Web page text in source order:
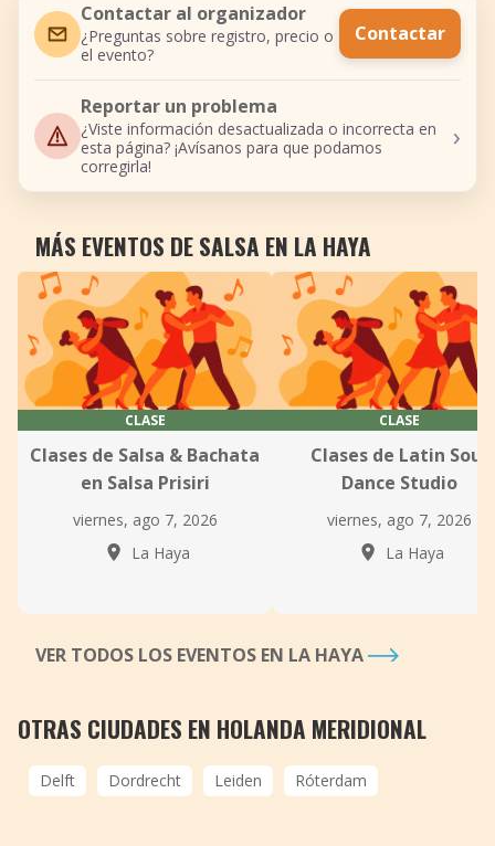
Contactar al organizador
¿Preguntas sobre registro, precio o
el evento?
Contactar
Reportar un problema
¿Viste información desactualizada o incorrecta en
esta página? ¡Avísanos para que podamos
corregirla!
›
MÁS EVENTOS DE SALSA EN LA HAYA
CLASE
Clases de Salsa & Bachata
en Salsa Prisiri
viernes, ago 7, 2026
La Haya
CLASE
Clases de Latin Soul
Dance Studio
viernes, ago 7, 2026
La Haya
VER TODOS LOS EVENTOS EN LA HAYA
OTRAS CIUDADES EN HOLANDA MERIDIONAL
Delft Dordrecht Leiden Róterdam